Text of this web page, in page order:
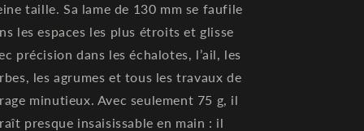
taille. Sa lame de 130 mm se faufile
les espaces les plus étroits et glisse
précision dans les échalotes, l’ail, les
les agrumes et tous les travaux de
minutieux. Avec seulement 75 g, il
presque insaisissable en main : il